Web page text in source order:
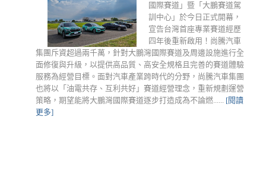
國際賽道」暨「大鵬賽道駕
訓中心」於今日正式開幕，
宣告台灣首座專業賽道經歷
四年後重新啟用！尚騰汽車
集團斥資超過兩千萬，針對大鵬灣國際賽道及周邊設施進行全
面修復與升級，以提供高品質、高安全規格且完善的賽道體驗
服務為經營目標。面對汽車產業跨時代的分野，尚騰汽車集團
也將以「油電共存、互利共好」賽道經營理念，重新規劃運營
策略，期望能將大鵬灣國際賽道逐步打造成為不論燃...... [閱讀
更多]